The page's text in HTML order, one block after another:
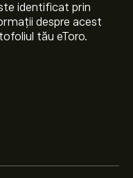
identificat prin
despre acest
tău eToro.
sau „1W” pe graficul
Select Sector
Materials Select
în ultimul an.
pagina „State
poți plasa un ordin
preț în viitor.